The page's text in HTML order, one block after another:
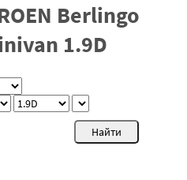
Berlingo
1.9D